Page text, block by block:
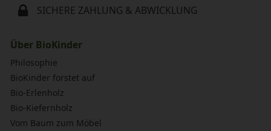
SICHERE ZAHLUNG & ABWICKLUNG
Über BioKinder
Philosophie
BioKinder forstet auf
Bio-Erlenholz
Bio-Kiefernholz
Vom Baum zum Möbel